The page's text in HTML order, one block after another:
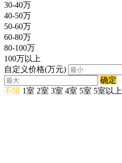
30-40万
40-50万
50-60万
60-80万
80-100万
100万以上
自定义价格(万元)
确定
不限 1室 2室 3室 4室 5室 5室以上